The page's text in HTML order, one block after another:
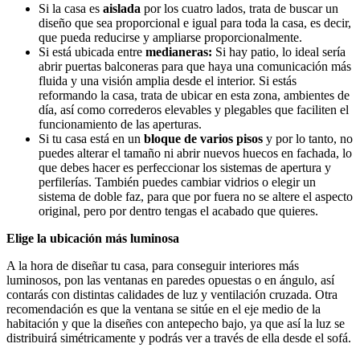
Si la casa es aislada por los cuatro lados, trata de buscar un
diseño que sea proporcional e igual para toda la casa, es decir,
que pueda reducirse y ampliarse proporcionalmente.
Si está ubicada entre medianeras: Si hay patio, lo ideal sería
abrir puertas balconeras para que haya una comunicación más
fluida y una visión amplia desde el interior. Si estás
reformando la casa, trata de ubicar en esta zona, ambientes de
día, así como correderos elevables y plegables que faciliten el
funcionamiento de las aperturas.
Si tu casa está en un bloque de varios pisos y por lo tanto, no
puedes alterar el tamaño ni abrir nuevos huecos en fachada, lo
que debes hacer es perfeccionar los sistemas de apertura y
perfilerías. También puedes cambiar vidrios o elegir un
sistema de doble faz, para que por fuera no se altere el aspecto
original, pero por dentro tengas el acabado que quieres.
Elige la ubicación más luminosa
A la hora de diseñar tu casa, para conseguir interiores más
luminosos, pon las ventanas en paredes opuestas o en ángulo, así
contarás con distintas calidades de luz y ventilación cruzada. Otra
recomendación es que la ventana se sitúe en el eje medio de la
habitación y que la diseñes con antepecho bajo, ya que así la luz se
distribuirá simétricamente y podrás ver a través de ella desde el sofá.